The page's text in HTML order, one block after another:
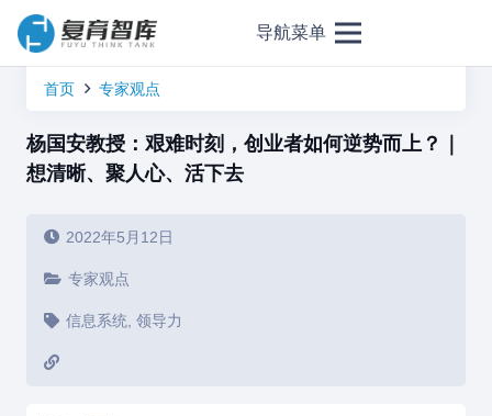
导航菜单
首页 专家观点
杨国安教授：艰难时刻，创业者如何逆势而上？｜
想清晰、聚人心、活下去
2022年5月12日
专家观点
信息系统 领导力